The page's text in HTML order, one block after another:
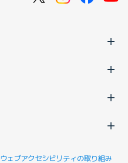
ウェブアクセシビリティの取り組み